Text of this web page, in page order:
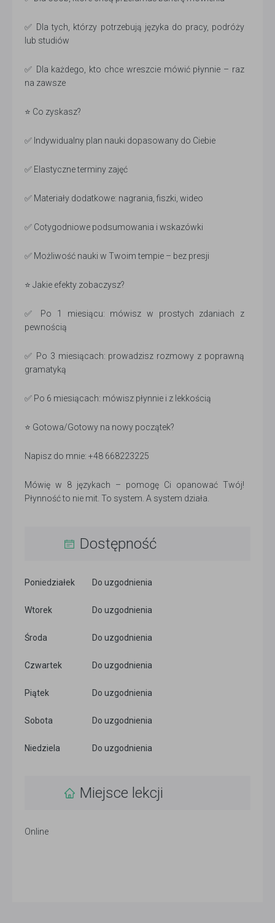
✅ Dla tych, którzy potrzebują języka do pracy, podróży
lub studiów
✅ Dla każdego, kto chce wreszcie mówić płynnie – raz
na zawsze
⭐ Co zyskasz?
✅ Indywidualny plan nauki dopasowany do Ciebie
✅ Elastyczne terminy zajęć
✅ Materiały dodatkowe: nagrania, fiszki, wideo
✅ Cotygodniowe podsumowania i wskazówki
✅ Możliwość nauki w Twoim tempie – bez presji
⭐ Jakie efekty zobaczysz?
✅ Po 1 miesiącu: mówisz w prostych zdaniach z
pewnością
✅ Po 3 miesiącach: prowadzisz rozmowy z poprawną
gramatyką
✅ Po 6 miesiącach: mówisz płynnie i z lekkością
⭐ Gotowa/Gotowy na nowy początek?
Napisz do mnie: +48 668223225
Mówię w 8 językach – pomogę Ci opanować Twój!
Płynność to nie mit. To system. A system działa.
Dostępność
Poniedziałek Do uzgodnienia
Wtorek Do uzgodnienia
Środa Do uzgodnienia
Czwartek Do uzgodnienia
Piątek Do uzgodnienia
Sobota Do uzgodnienia
Niedziela Do uzgodnienia
Miejsce lekcji
Online